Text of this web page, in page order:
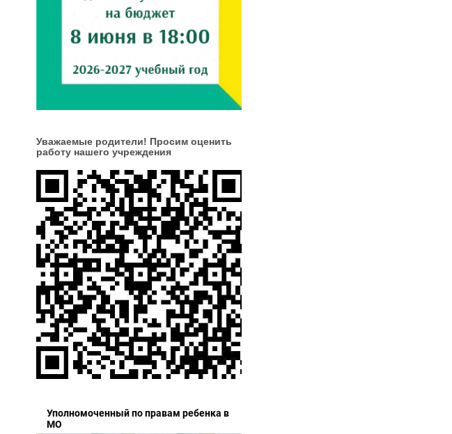
Уважаемые родители! Просим оценить
работу нашего учреждения
Уполномоченный по правам ребенка в
МО